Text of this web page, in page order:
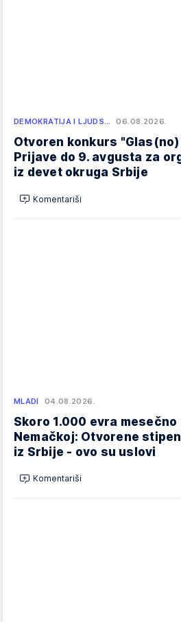
DEMOKRATIJA I LJUDS… 06.08.2026.
Otvoren konkurs
Prijave do 9. avgusta za
iz devet okruga Srbije
Komentariši
MLADI 04.08.2026.
Skoro 1.000 evra
Nemačkoj: Otvorene
iz Srbije - ovo su uslovi
Komentariši